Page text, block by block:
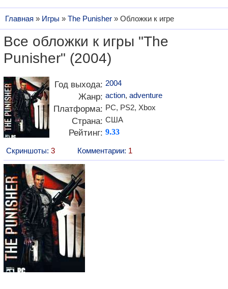
Главная » Игры » The Punisher » Обложки к игре
Все обложки к игры "The
Punisher" (2004)
Год выхода: 2004
Жанр: action, adventure
Платформа: PC, PS2, Xbox
Страна: США
Рейтинг: 9.33
Скриншоты: 3 Комментарии: 1